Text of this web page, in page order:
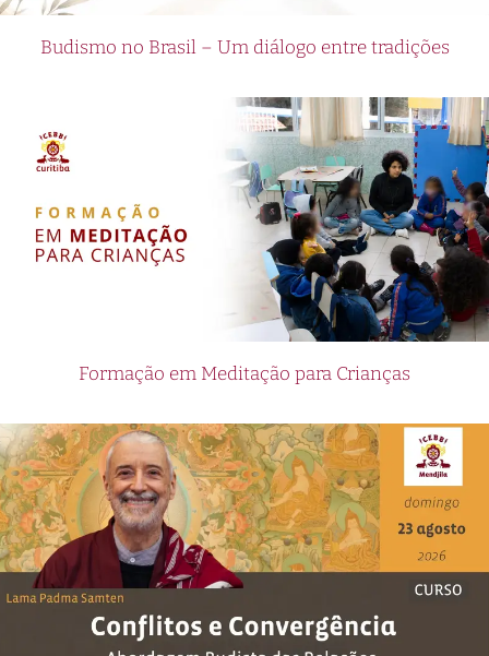
Budismo no Brasil – Um diálogo entre tradições
Formação em Meditação para Crianças